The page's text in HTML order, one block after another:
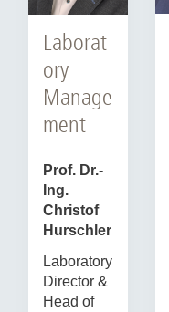
Laborat
ory
Manage
ment
Prof. Dr.-
Ing.
Christof
Hurschler
Laboratory
Director &
Head of